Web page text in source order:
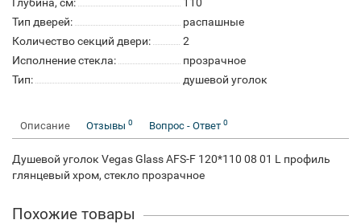
Тип дверей:
распашные
Количество секций двери:
2
Исполнение стекла:
прозрачное
Тип:
душевой уголок
Описание Отзывы 0 Вопрос - Ответ 0
Душевой уголок Vegas Glass AFS-F 120*110 08 01 L профиль
глянцевый хром, стекло прозрачное
Похожие товары